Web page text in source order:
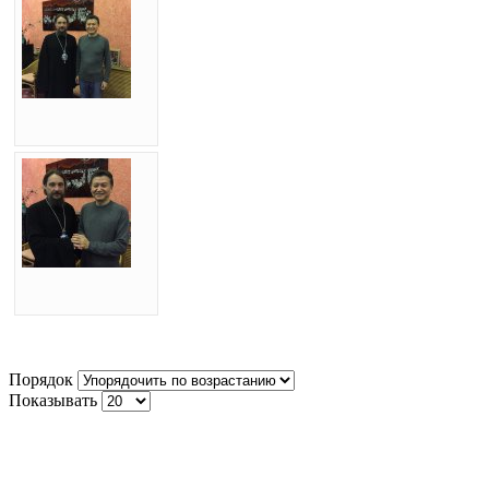
Порядок
Показывать